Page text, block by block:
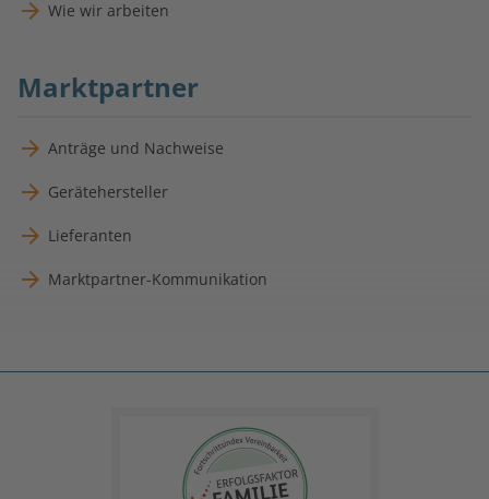
Wie wir arbeiten
Marktpartner
Anträge und Nachweise
Gerätehersteller
Lieferanten
Marktpartner-Kommunikation